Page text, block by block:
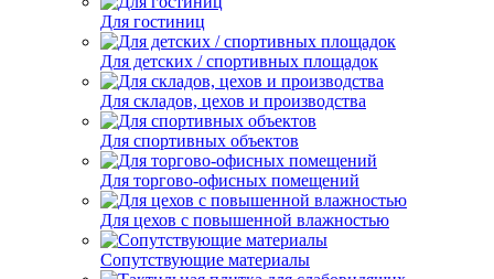
Для гостиниц
Для детских / спортивных площадок
Для складов, цехов и производства
Для спортивных объектов
Для торгово-офисных помещений
Для цехов с повышенной влажностью
Сопутствующие материалы